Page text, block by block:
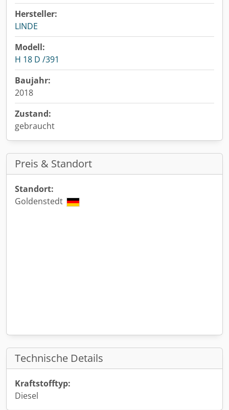
Hersteller:
LINDE
Modell:
H 18 D /391
Baujahr:
2018
Zustand:
gebraucht
Preis & Standort
Standort:
Goldenstedt
Technische Details
Kraftstofftyp:
Diesel